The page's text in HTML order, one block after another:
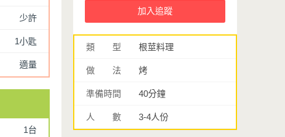
少許
1小匙
適量
1台
類 型 根莖料理
做 法 烤
準備時間 40分鐘
人 數 3-4人份